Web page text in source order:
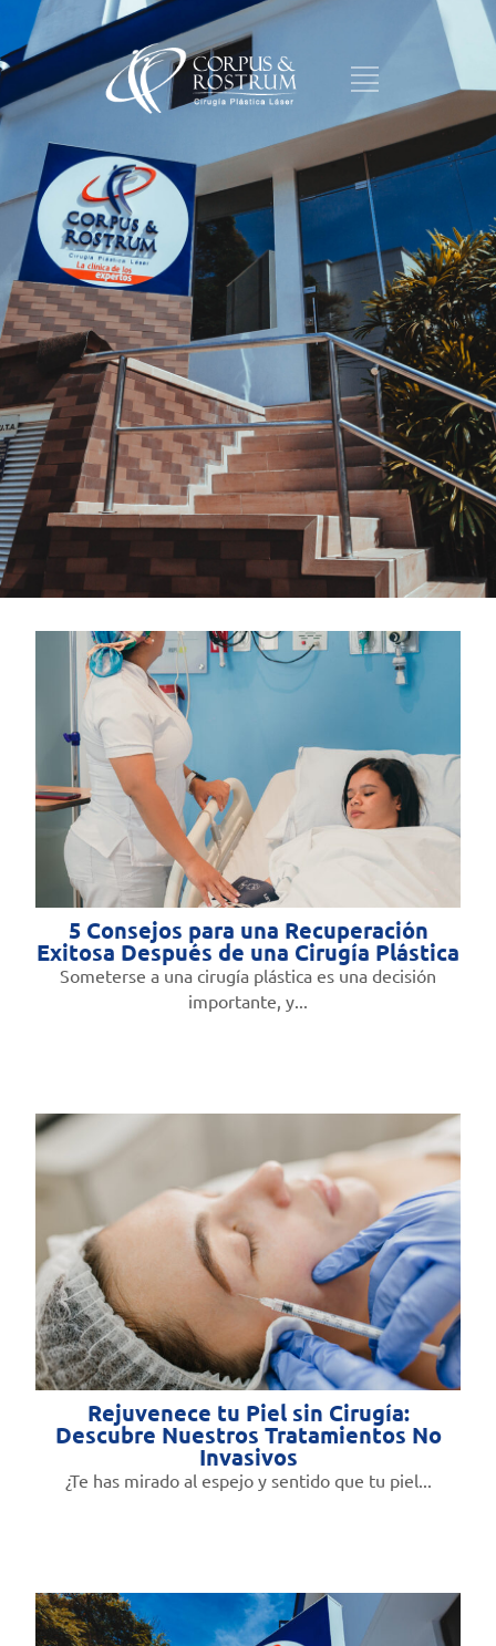
5 Consejos para una Recuperación
Exitosa Después de una Cirugía Plástica
Someterse a una cirugía plástica es una decisión
importante, y...
Rejuvenece tu Piel sin Cirugía:
Descubre Nuestros Tratamientos No
Invasivos
¿Te has mirado al espejo y sentido que tu piel...